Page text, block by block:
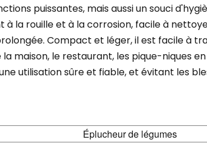
puissantes, mais aussi un souci
à la rouille et à la corrosion, facile à
Compact et léger, il est facile à
maison, le restaurant, les pique-niques
utilisation sûre et fiable, et évitant les
Éplucheur de légumes